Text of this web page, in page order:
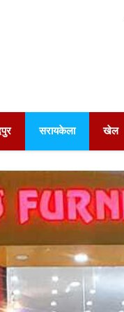
सरायकेला खेल